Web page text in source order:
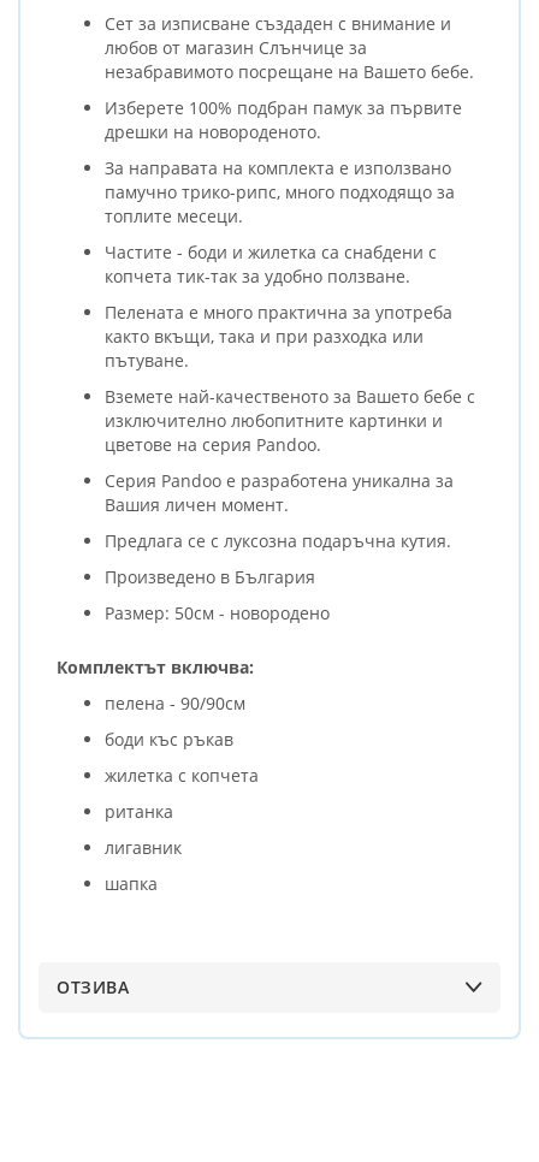
Сет за изписване създаден с внимание и
любов от магазин Слънчице за
незабравимото посрещане на Вашето бебе.
Изберете 100% подбран памук за първите
дрешки на новороденото.
За направата на комплекта е използвано
памучно трико-рипс, много подходящо за
топлите месеци.
Частите - боди и жилетка са снабдени с
копчета тик-так за удобно ползване.
Пелената е много практична за употреба
както вкъщи, така и при разходка или
пътуване.
Вземете най-качественото за Вашето бебе с
изключително любопитните картинки и
цветове на серия Pandoo.
Серия Pandoo е разработена уникална за
Вашия личен момент.
Предлага се с луксозна подаръчна кутия.
Произведено в България
Размер: 50см - новородено
Комплектът включва:
пелена - 90/90см
боди къс ръкав
жилетка с копчета
ританка
лигавник
шапка
ОТЗИВА